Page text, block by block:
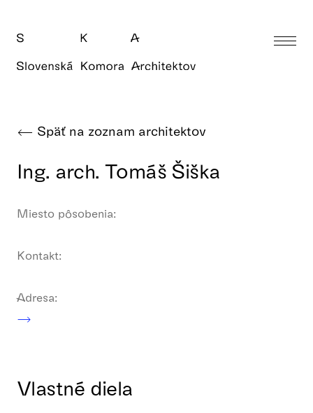
Späť na zoznam architektov
Ing. arch. Tomáš Šiška
Miesto pôsobenia:
Kontakt:
Adresa:
Vlastné diela